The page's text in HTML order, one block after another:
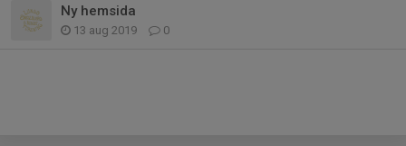
Ny hemsida
13 aug 2019 0